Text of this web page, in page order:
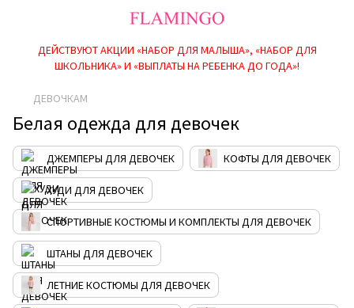
ДЕЙСТВУЮТ АКЦИИ «НАБОР ДЛЯ МАЛЫША», «НАБОР ДЛЯ
ШКОЛЬНИКА» И «ВЫПЛАТЫ НА РЕБEНКА ДО ГОДА»!
ДЕВОЧКАМ
Белая одежда для девочек
ДЖЕМПЕРЫ ДЛЯ ДЕВОЧЕК КОФТЫ ДЛЯ ДЕВОЧЕК
ХУДИ ДЛЯ ДЕВОЧЕК
СПОРТИВНЫЕ КОСТЮМЫ И КОМПЛЕКТЫ ДЛЯ ДЕВОЧЕК
ШТАНЫ ДЛЯ ДЕВОЧЕК
ЛЕТНИЕ КОСТЮМЫ ДЛЯ ДЕВОЧЕК